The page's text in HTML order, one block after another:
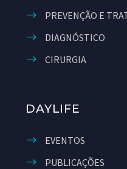
PREVENÇÃO E
DIAGNÓSTICO
CIRURGIA
DAYLIFE
EVENTOS
PUBLICAÇÕES